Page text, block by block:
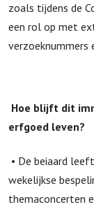
zoals tijdens de
een rol op met
verzoeknummers
Hoe blijft dit
erfgoed leven?
• De beiaard
wekelijkse
themaconcerten